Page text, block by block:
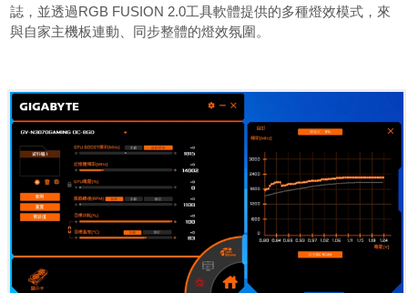
誌，並透過RGB FUSION 2.0工具軟體提供的多種燈效模式，來
與自家主機板連動、同步整體的燈效氛圍。